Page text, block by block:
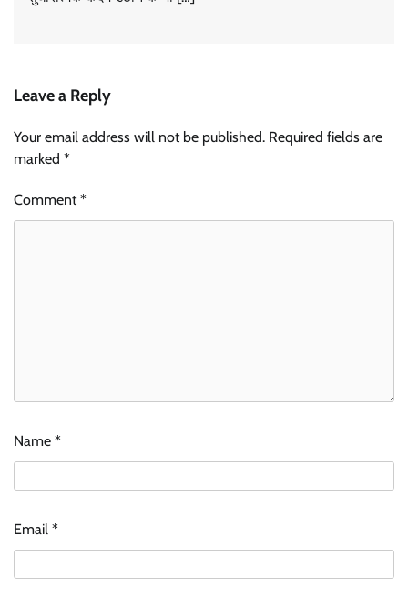
Leave a Reply
Your email address will not be published. Required fields are
marked *
Comment*
Name *
Email *